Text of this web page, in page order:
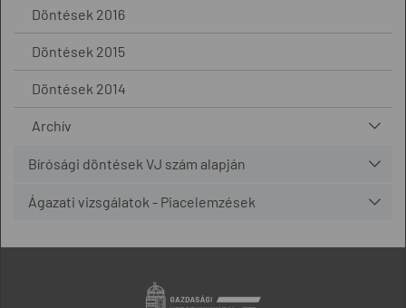
Döntések 2016
Döntések 2015
Döntések 2014
Archív
Bírósági döntések VJ szám alapján
Ágazati vizsgálatok - Piacelemzések